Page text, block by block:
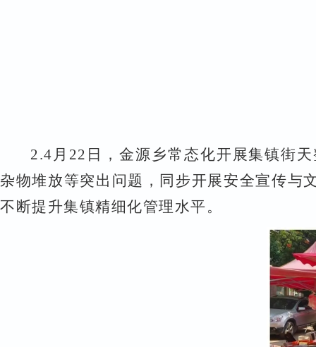
2.4 月 22 日，金源乡常态化开展集镇街
杂物堆放等突出问题，同步开展安全宣传与
不断提升集镇精细化管理水平。